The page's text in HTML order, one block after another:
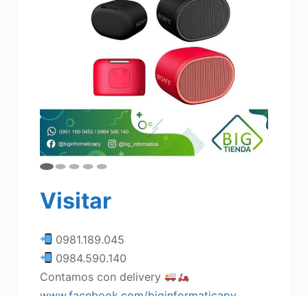
Visitar
0981.189.045
0984.590.140
Contamos con delivery